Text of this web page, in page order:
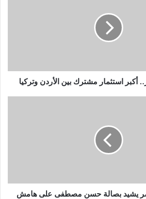
يشيد بصالة حسن مصطفى على هامش